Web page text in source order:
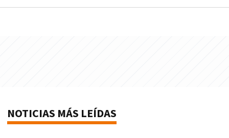
NOTICIAS MÁS LEÍDAS